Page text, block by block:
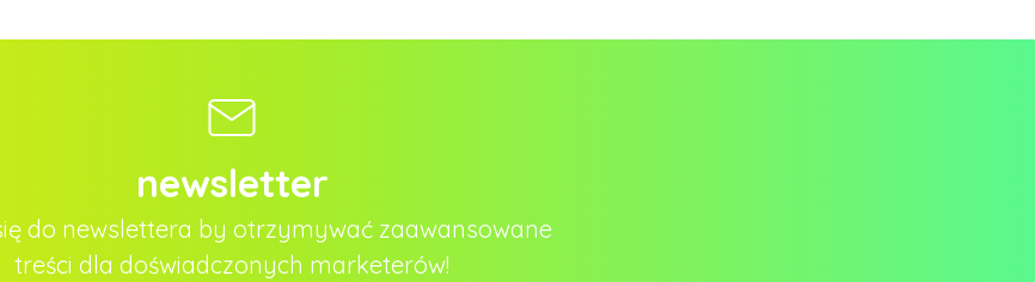
newsletter
do newslettera by otrzymywać zaawansowane
treści dla doświadczonych marketerów!